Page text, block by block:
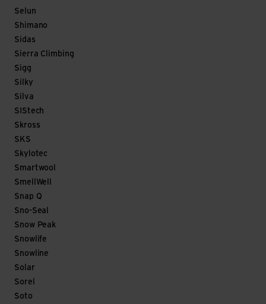
Selun
Shimano
Sidas
Sierra Climbing
Sigg
Silky
Silva
SIStech
Skross
SKS
Skylotec
Smartwool
SmellWell
Snap Q
Sno-Seal
Snow Peak
Snowlife
Snowline
Solar
Sorel
Soto